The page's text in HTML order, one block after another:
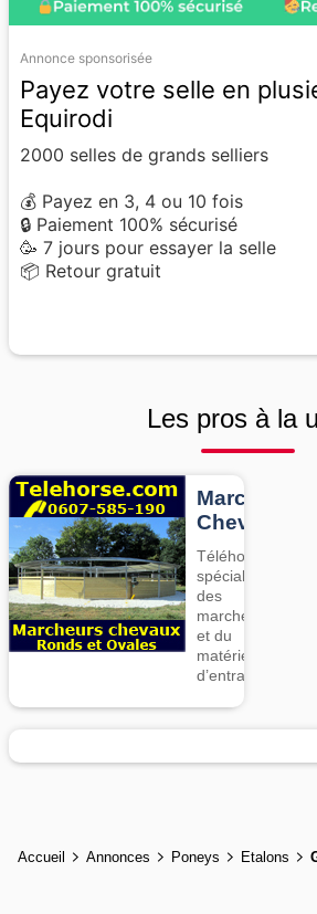
Annonce sponsorisée
Payez votre selle en
Equirodi
2000 selles de grands selliers
💰 Payez en 3, 4 ou 10 fois
🔒 Paiement 100% sécurisé
🥳 7 jours pour essayer la selle
📦 Retour gratuit
Les pros à la
Marcheurs
Chevaux
Téléhorse,
spécialiste
des
marcheurs
et du
matériel
d’entrainement
Accueil Annonces Poneys Etalons